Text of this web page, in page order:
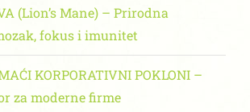
(Lion’s Mane) – Prirodna
fokus i imunitet
KORPORATIVNI POKLONI –
za moderne firme